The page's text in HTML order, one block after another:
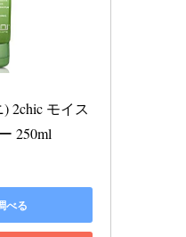
2chic モイス
250ml
べる